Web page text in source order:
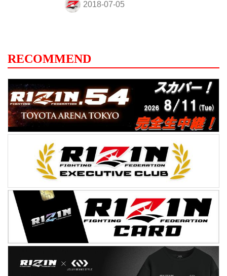
ただける方は、下記の注意事項をご確認い
切り前でも定員になり次第、締め切らせて
いただく場合がございます）。 ※注意事項
※ ・個人の方はお申込みいただけませんの
で、予めご了承ください。 ・ポスターサイ
ズはB2とB3サイズ 各1枚ずつの合計2枚と
なります。 ・ポスター...
RECOMMEND